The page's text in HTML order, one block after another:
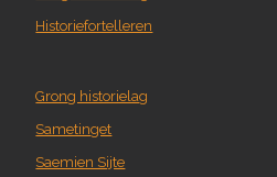
Historiefortelleren
Grong historielag
Sametinget
Saemien Sijte